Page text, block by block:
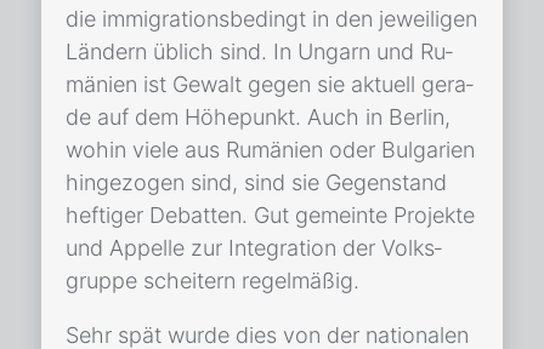
die im­mi­gra­ti­ons­be­dingt in den je­wei­li­gen
Län­dern üb­lich sind. In Un­garn und Ru­
mä­ni­en ist Ge­walt ge­gen sie ak­tu­ell ge­ra­
de auf dem Hö­he­punkt. Auch in Ber­lin,
wo­hin vie­le aus Ru­mä­ni­en oder Bul­ga­ri­en
hin­ge­zo­gen sind, sind sie Ge­gen­stand
hef­ti­ger De­bat­ten. Gut ge­mein­te Pro­jek­te
und Ap­pel­le zur In­te­gra­ti­on der Volks­
grup­pe schei­tern re­gel­mä­ßig.
Sehr spät wur­de dies von der na­tio­na­len